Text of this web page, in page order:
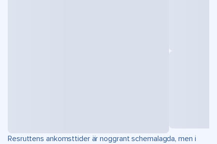
Resruttens ankomsttider är noggrant schemalagda, men i